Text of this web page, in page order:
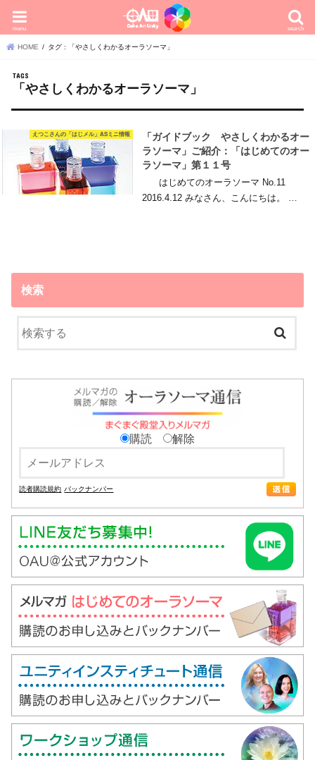
search
menu
HOME タグ : 「やさしくわかるオーラソーマ」
「やさしくわかるオーラソーマ」
えつこさんの「はじメル」ASミニ情報
「ガイドブック やさしくわかるオー
ラソーマ」ご紹介：「はじめてのオー
ラソーマ」第１１号
はじめてのオーラソーマ No.11
2016.4.12 みなさん、こんにちは。 …
検索
購読 解除
読者購読規約 バックナンバー